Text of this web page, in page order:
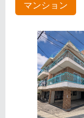
マンション